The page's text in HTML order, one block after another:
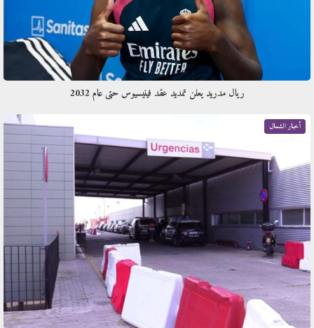
ريال مدريد يعلن تمديد عقد فينيسيوس حتى عام 2032
أخبار الشمال